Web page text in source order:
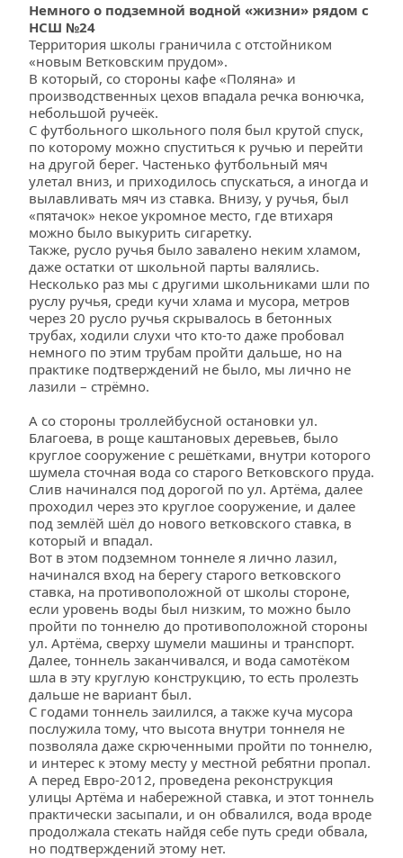
Немного о подземной водной «жизни» рядом с
НСШ №24
Территория школы граничила с отстойником
«новым Ветковским прудом».
В который, со стороны кафе «Поляна» и
производственных цехов впадала речка вонючка,
небольшой ручеёк.
С футбольного школьного поля был крутой спуск,
по которому можно спуститься к ручью и перейти
на другой берег. Частенько футбольный мяч
улетал вниз, и приходилось спускаться, а иногда и
вылавливать мяч из ставка. Внизу, у ручья, был
«пятачок» некое укромное место, где втихаря
можно было выкурить сигаретку.
Также, русло ручья было завалено неким хламом,
даже остатки от школьной парты валялись.
Несколько раз мы с другими школьниками шли по
руслу ручья, среди кучи хлама и мусора, метров
через 20 русло ручья скрывалось в бетонных
трубах, ходили слухи что кто-то даже пробовал
немного по этим трубам пройти дальше, но на
практике подтверждений не было, мы лично не
лазили – стрёмно.
А со стороны троллейбусной остановки ул.
Благоева, в роще каштановых деревьев, было
круглое сооружение с решётками, внутри которого
шумела сточная вода со старого Ветковского пруда.
Слив начинался под дорогой по ул. Артёма, далее
проходил через это круглое сооружение, и далее
под землёй шёл до нового ветковского ставка, в
который и впадал.
Вот в этом подземном тоннеле я лично лазил,
начинался вход на берегу старого ветковского
ставка, на противоположной от школы стороне,
если уровень воды был низким, то можно было
пройти по тоннелю до противоположной стороны
ул. Артёма, сверху шумели машины и транспорт.
Далее, тоннель заканчивался, и вода самотёком
шла в эту круглую конструкцию, то есть пролезть
дальше не вариант был.
С годами тоннель заилился, а также куча мусора
послужила тому, что высота внутри тоннеля не
позволяла даже скрюченными пройти по тоннелю,
и интерес к этому месту у местной ребятни пропал.
А перед Евро-2012, проведена реконструкция
улицы Артёма и набережной ставка, и этот тоннель
практически засыпали, и он обвалился, вода вроде
продолжала стекать найдя себе путь среди обвала,
но подтверждений этому нет.